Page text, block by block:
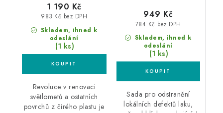
Skladem, ihned k
odeslání
(1 ks)
983 Kč bez DPH
1 190 Kč
Revoluce v renovaci
světlometů a ostatních
povrchů z čirého plastu je
Skladem, ihned k
odeslání
(1 ks)
784 Kč bez DPH
949 Kč
Sada pro odstranění
lokálních defektů laku,